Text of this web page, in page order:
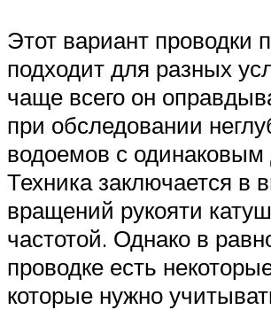
Этот вариант проводки
подходит для разных
чаще всего он
при обследовании
водоемов с одинаковым
Техника заключается в
вращений рукояти
частотой. Однако в
проводке есть
которые нужно